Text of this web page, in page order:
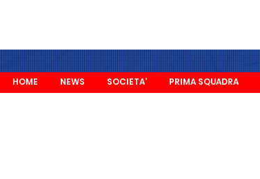
HOME NEWS SOCIETA' PRIMA SQUADRA